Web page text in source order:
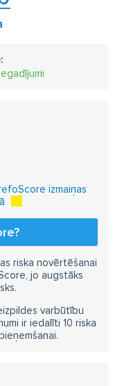
izmaiņas
riska novērtēšanai
jo augstāks
varbūtību
ir iedalīti 10 riska